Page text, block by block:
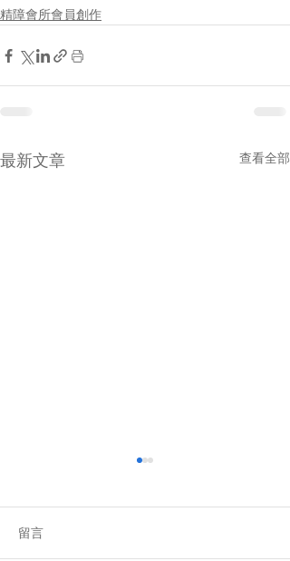
精障會所會員創作
最新文章 查看全部
留言